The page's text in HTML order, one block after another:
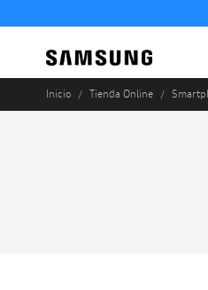
Inicio Tienda Online